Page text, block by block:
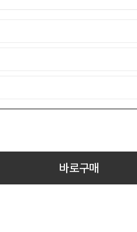
바로구매